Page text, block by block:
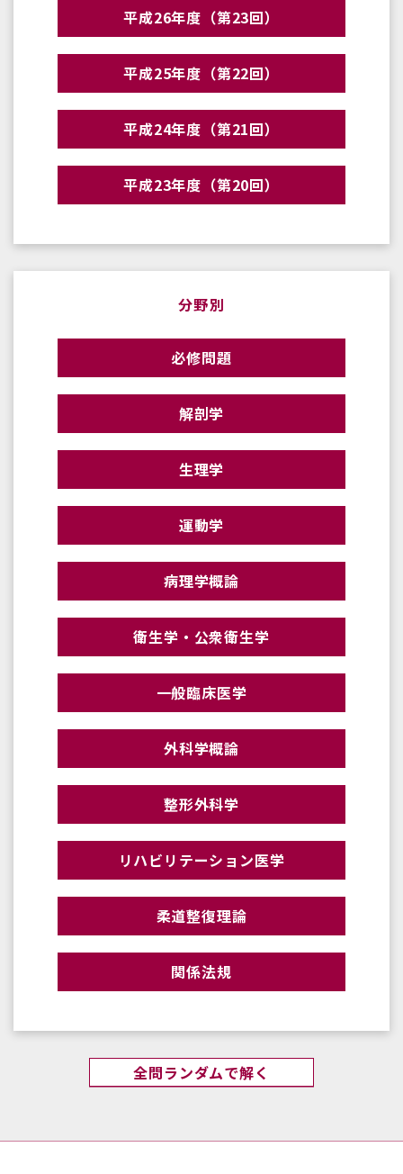
平成26年度（第23回）
平成25年度（第22回）
平成24年度（第21回）
平成23年度（第20回）
分野別
必修問題
解剖学
生理学
運動学
病理学概論
衛生学・公衆衛生学
一般臨床医学
外科学概論
整形外科学
リハビリテーション医学
柔道整復理論
関係法規
全問ランダムで解く